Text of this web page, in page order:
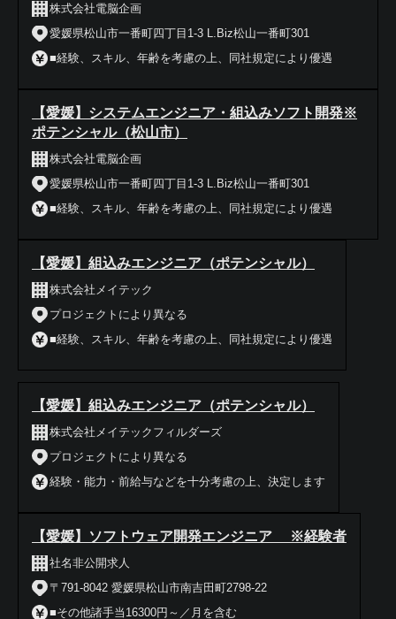
株式会社電脳企画
愛媛県松山市一番町四丁目1-3 L.Biz松山一番町301
■経験、スキル、年齢を考慮の上、同社規定により優遇
【愛媛】システムエンジニア・組込みソフト開発※
ポテンシャル（松山市）
株式会社電脳企画
愛媛県松山市一番町四丁目1-3 L.Biz松山一番町301
■経験、スキル、年齢を考慮の上、同社規定により優遇
【愛媛】組込みエンジニア（ポテンシャル）
株式会社メイテック
プロジェクトにより異なる
■経験、スキル、年齢を考慮の上、同社規定により優遇
【愛媛】組込みエンジニア（ポテンシャル）
株式会社メイテックフィルダーズ
プロジェクトにより異なる
経験・能力・前給与などを十分考慮の上、決定します
【愛媛】ソフトウェア開発エンジニア ※経験者
社名非公開求人
〒791-8042 愛媛県松山市南吉田町2798-22
■その他諸手当16300円～／月を含む